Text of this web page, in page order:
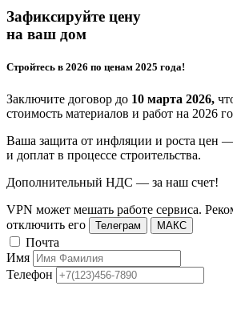
Зафиксируйте цену
на ваш дом
Стройтесь в 2026 по ценам 2025 года!
Заключите договор до 10 марта 2026,
стоимость материалов и работ на 2026
Ваша защита от инфляции и роста цен
и доплат в процессе строительства.
Дополнительный НДС — за наш счет!
VPN может мешать работе сервиса.
отключить его
Телеграм МАКС
Почта
Имя
Телефон